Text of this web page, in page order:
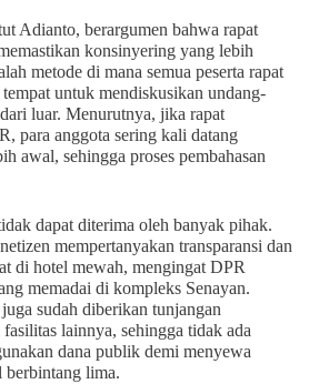
Adianto, berargumen bahwa rapat
konsinyering yang lebih
metode di mana semua peserta rapat
untuk mendiskusikan undang-
luar. Menurutnya, jika rapat
para anggota sering kali datang
awal, sehingga proses pembahasan
dapat diterima oleh banyak pihak.
mempertanyakan transparansi dan
di hotel mewah, mengingat DPR
memadai di kompleks Senayan.
sudah diberikan tunjangan
lainnya, sehingga tidak ada
dana publik demi menyewa
berbintang lima.